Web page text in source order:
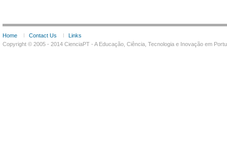
Home Contact Us
Links
Copyright © 2005 - 2014 CienciaPT - A Educação, Ciência, Tecnologia e Inovação em